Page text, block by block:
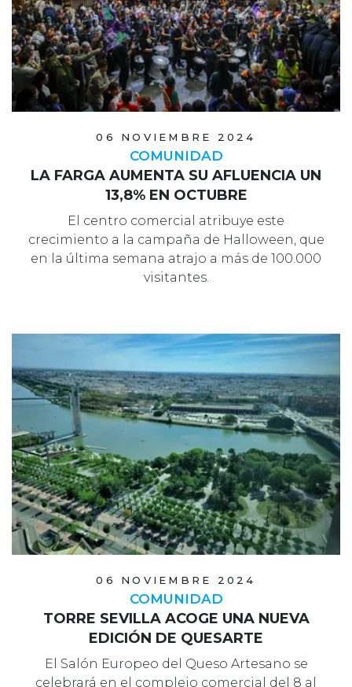
06 NOVIEMBRE 2024
COMUNIDAD
LA FARGA AUMENTA SU AFLUENCIA UN
13,8% EN OCTUBRE
El centro comercial atribuye este
crecimiento a la campaña de Halloween, que
en la última semana atrajo a más de 100.000
visitantes.
06 NOVIEMBRE 2024
COMUNIDAD
TORRE SEVILLA ACOGE UNA NUEVA
EDICIÓN DE QUESARTE
El Salón Europeo del Queso Artesano se
celebrará en el complejo comercial del 8 al